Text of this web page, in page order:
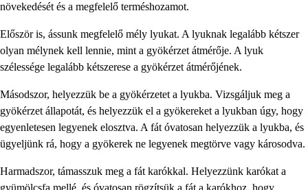
növekedését és a megfelelő terméshozamot.
Először is, ássunk megfelelő mély lyukat. A lyuknak legalább kétszer
olyan mélynek kell lennie, mint a gyökérzet átmérője. A lyuk
szélessége legalább kétszerese a gyökérzet átmérőjének.
Másodszor, helyezzük be a gyökérzetet a lyukba. Vizsgáljuk meg a
gyökérzet állapotát, és helyezzük el a gyökereket a lyukban úgy, hogy
egyenletesen legyenek elosztva. A fát óvatosan helyezzük a lyukba, és
ügyeljünk rá, hogy a gyökerek ne legyenek megtörve vagy károsodva.
Harmadszor, támasszuk meg a fát karókkal. Helyezzünk karókat a
gyümölcsfa mellé, és óvatosan rögzítsük a fát a karókhoz, hogy